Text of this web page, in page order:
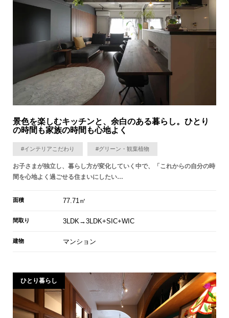
景色を楽しむキッチンと、余白のある暮らし。ひとり
の時間も家族の時間も心地よく
#インテリアこだわり #グリーン・観葉植物
お子さまが独立し、暮らし方が変化していく中で、「これからの自分の時
間を心地よく過ごせる住まいにしたい…
面積 77.71㎡
間取り 3LDK→3LDK+SIC+WIC
建物 マンション
ひとり暮らし